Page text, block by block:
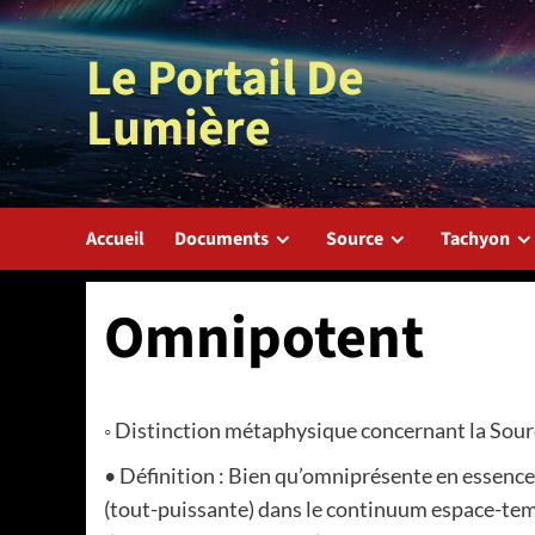
Aller
au
contenu
Le Portail De
Lumière
Accueil Documents Source Tachyon
Omnipotent
◦ Distinction métaphysique concernant la
• Définition : Bien qu’omniprésente en
(tout-puissante) dans le continuum espace-